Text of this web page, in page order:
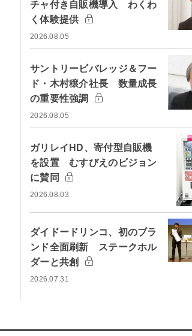
チャ付き自販機導入 わくわ
く体験提供
2026.08.05
サントリービバレッジ＆フー
ド・木村穣介社長 数量成長
の重要性強調
2026.08.05
ガリレイHD、寄付型自販機
を設置 むすびえのビジョン
に賛同
2026.08.03
ダイドードリンコ、初のブラ
ンド全面刷新 ステークホル
ダーと共創
2026.07.31